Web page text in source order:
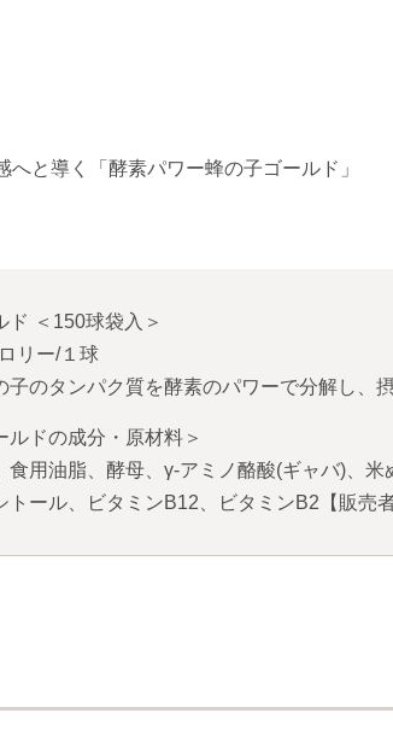
と導く「酵素パワー蜂の子ゴールド」
ド ＜ 150球袋入 ＞
リー/１球
のタンパク質を酵素のパワーで分解し、
ルドの成分・原材料＞
食用油脂、酵母、γ-アミノ酪酸(ギャバ)、
トール、ビタミンB12、ビタミンB2【販売